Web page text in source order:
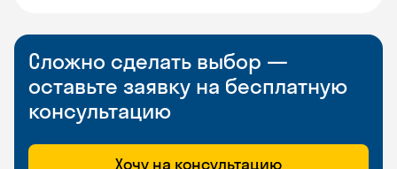
Сложно сделать выбор —
оставьте заявку на бесплатную
консультацию
Хочу на консультацию